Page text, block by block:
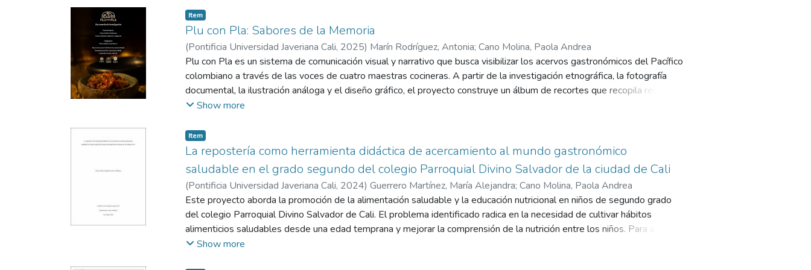
dinámicas de internacionalización, los componentes de virtualidad y la relevancia del Petro­nio como importante espacio
de encuentro de múltiples formas de patrimo­nio cultural. El propósito central de la publicación es brindar elementos
para el fortalecimiento de la memoria cultural de la ciudad, la región y el país.
Item
Plu con Pla: Sabores de la Memoria
(Pontificia Universidad Javeriana Cali, 2025) Marín Rodríguez, Antonia; Cano Molina, Paola Andrea
Plu con Pla es un sistema de comunicación visual y narrativo que busca visibilizar los acervos gastronómicos del Pacífico
colombiano a través de las voces de cuatro maestras cocineras. A partir de la investigación etnográfica, la fotografía
documental, la ilustración análoga y el diseño gráfico, el proyecto construye un álbum de recortes que recopila recetas,
relatos de vida y memorias familiares. Más que un libro, es un homenaje a la cocina como acto de resistencia, identidad
que invita a los usuarios a preservar también sus propias historias.
Show more
Item
La repostería como herramienta didáctica de acercamiento al mundo gastronómico
saludable en el grado segundo del colegio Parroquial Divino Salvador de la ciudad de Cali
(Pontificia Universidad Javeriana Cali, 2024) Guerrero Martínez, María Alejandra; Cano Molina, Paola Andrea
Este proyecto aborda la promoción de la alimentación saludable y la educación nutricional en niños de segundo grado
del colegio Parroquial Divino Salvador de Cali. El problema identificado radica en la necesidad de cultivar hábitos
alimenticios saludables desde una edad temprana y mejorar la comprensión de la nutrición entre los niños. Para abordar
este problema, se diseñaron tres recetas saludables que incluyen ingredientes nutritivos como banano, brócoli, huevo,
Show more